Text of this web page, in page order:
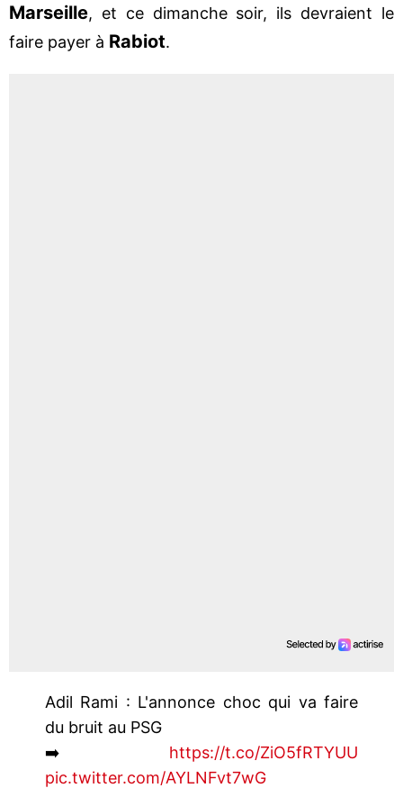
Marseille, et ce dimanche soir, ils devraient le
faire payer à Rabiot.
Adil Rami : L'annonce choc qui va faire
du bruit au PSG
➡️ https://t.co/ZiO5fRTYUU
pic.twitter.com/AYLNFvt7wG